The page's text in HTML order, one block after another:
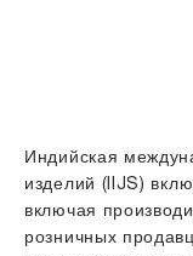
Индийская
изделий (IIJS)
включая
розничных